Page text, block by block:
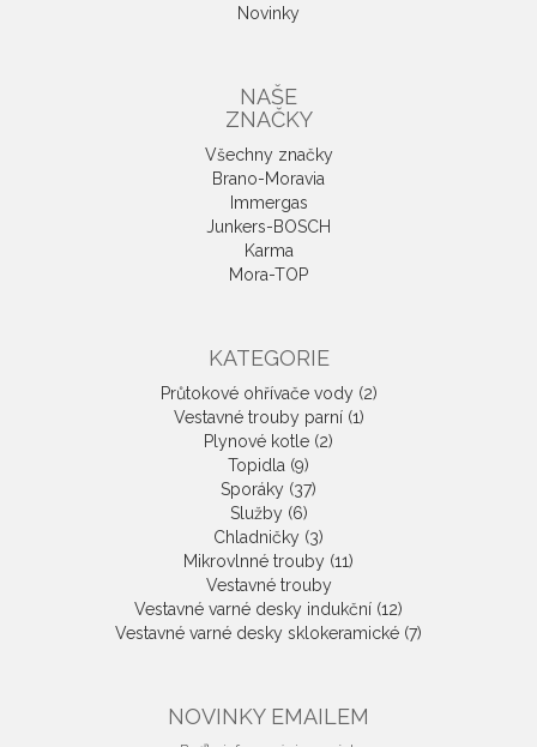
Novinky
NAŠE
ZNAČKY
Všechny značky
Brano-Moravia
Immergas
Junkers-BOSCH
Karma
Mora-TOP
KATEGORIE
Průtokové ohřívače vody (2)
Vestavné trouby parní (1)
Plynové kotle (2)
Topidla (9)
Sporáky (37)
Služby (6)
Chladničky (3)
Mikrovlnné trouby (11)
Vestavné trouby
Vestavné varné desky indukční (12)
Vestavné varné desky sklokeramické (7)
NOVINKY EMAILEM